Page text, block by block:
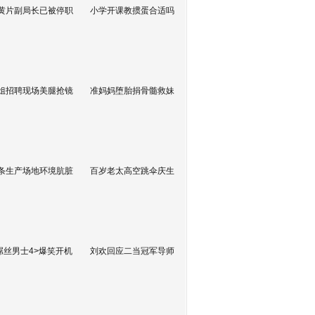
片副局长已被停职 小学开课教掼蛋合适吗
招聘现场美腿抢镜 准妈妈堕胎捐骨髓救妹
生产场地环境肮脏 百岁老太高空跳伞庆生
丝男士4>爆笑开机 刘欢回应二当冠军导师